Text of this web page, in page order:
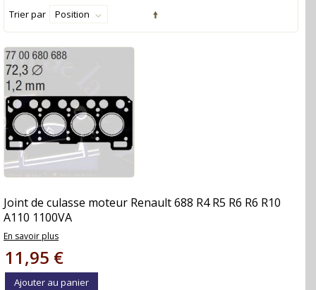
Trier par Position
Joint de culasse moteur Renault 688 R4 R5 R6 R6 R10
A110 1100VA
En savoir plus
11,95 €
Ajouter au panier